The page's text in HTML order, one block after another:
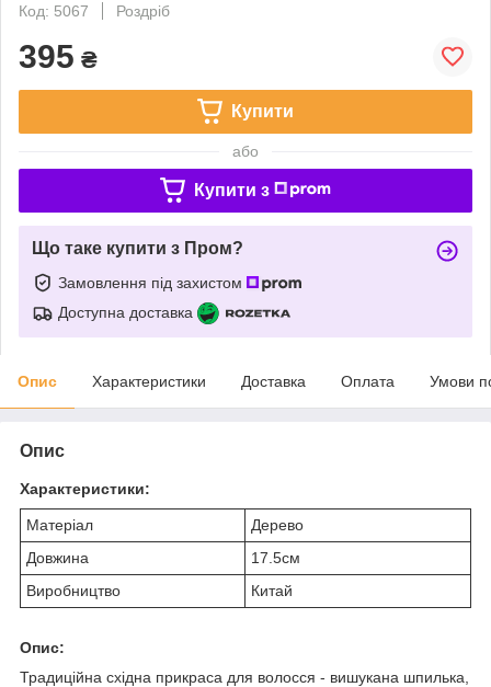
Код: 5067
Роздріб
395 ₴
Купити
або
Купити з
Що таке купити з Пром?
Замовлення під захистом
Доступна доставка
Опис Характеристики Доставка Оплата Умови
Опис
Характеристики:
Матеріал
Дерево
Довжина
17.5см
Виробництво
Китай
Опис:
Традиційна східна прикраса для волосся - вишукана шпилька,